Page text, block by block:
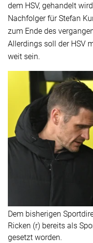
dem HSV, gehandelt
Nachfolger für Stefan
zum Ende des
Allerdings soll der HSV
weit sein.
Dem bisherigen
Ricken (r) bereits als
gesetzt worden.